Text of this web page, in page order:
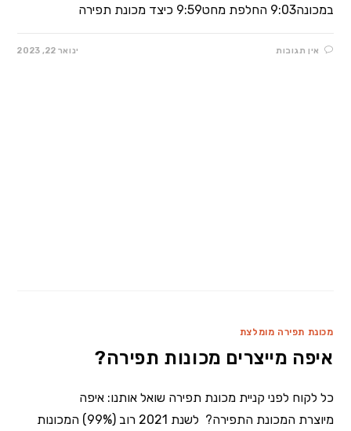
במכונה9:03 החלפת מחט9:59 כיצד מכונת תפירה
אין תגובות ינואר 22, 2023
מכונת תפירה מומלצת
איפה מייצרים מכונות תפירה?
כל לקוח לפני קניית מכונת תפירה שואל אותנו: איפה
מיוצרת המכונת התפירה? לשנת 2021 רוב (99%) המכונות